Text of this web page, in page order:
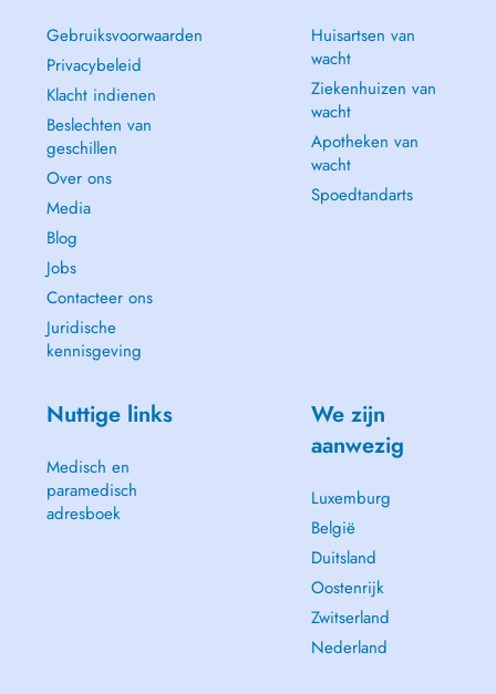
Gebruiksvoorwaarden
Privacybeleid
Klacht indienen
Beslechten van
geschillen
Over ons
Media
Blog
Jobs
Contacteer ons
Juridische
kennisgeving
Huisartsen van
wacht
Ziekenhuizen van
wacht
Apotheken van
wacht
Spoedtandarts
Nuttige links
Medisch en
paramedisch
adresboek
We zijn
aanwezig
Luxemburg
België
Duitsland
Oostenrijk
Zwitserland
Nederland